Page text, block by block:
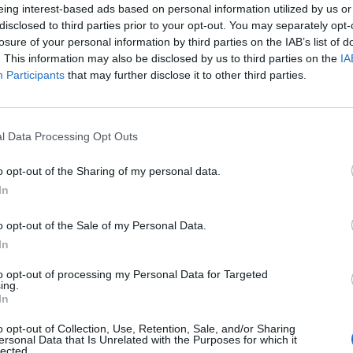
interest-based ads based on personal information utilized by us
to third parties prior to your opt-out. You may separately
of your personal information by third parties on the IAB’s list of
This information may also be disclosed by us to third parties on the
Participants that may further disclose it to other third parties.
Data Processing Opt Outs
opt-out of the Sharing of my personal data.
opt-out of the Sale of my Personal Data.
opt-out of processing my Personal Data for Targeted
opt-out of Collection, Use, Retention, Sale, and/or Sharing
Data that Is Unrelated with the Purposes for which it
de l'AMB,Eloi Badia, en roda de premsa, que ha
té a veure amb el rebut de l'aigua, que
banda, un portaveu d'Aigües de Barcelona ha
la companyia ha contestat "dins el termini
de l'AMB.
termini màxim de sis mesos i podria
euros, la suspensió d'Aigües de Barcelona per
l'administració durant mig any, la inhabilitació
un i cinc anys i la cancel·lació definitiva de
de grups d'interès.
preferida de Google de forma
d'actualitat